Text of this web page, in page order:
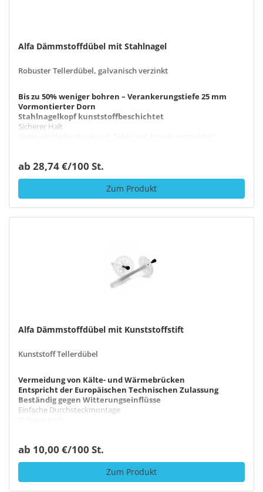
Alfa Dämmstoffdübel mit Stahlnagel
Robuster Tellerdübel, galvanisch verzinkt
Bis zu 50% weniger bohren – Verankerungstiefe 25 mm
Vormontierter Dorn
Stahlnagelkopf kunststoffbeschichtet
Sicherer Halt
ab 28,74 €/100 St.
Zum Produkt
Alfa Dämmstoffdübel mit Kunststoffstift
Kunststoff Tellerdübel
Vermeidung von Kälte- und Wärmebrücken
Entspricht der Europäischen Technischen Zulassung
Beständig gegen Witterungseinflüsse
Einfache Durchsteckmontage
ab 10,00 €/100 St.
Zum Produkt